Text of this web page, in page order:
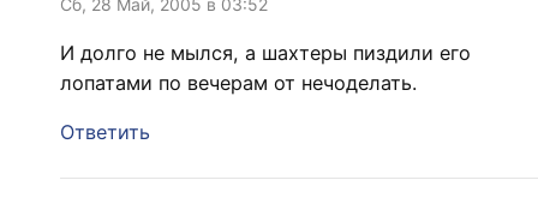
Сб, 28 Май, 2005 в 03:52
И долго не мылся, а шахтеры пиздили его
лопатами по вечерам от нечоделать.
Ответить